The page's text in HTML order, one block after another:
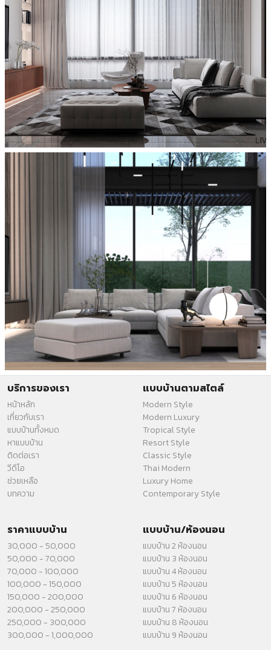
บริการของเรา
หน้าหลัก
เกี่ยวกับเรา
แบบบ้านทั้งหมด
หาแบบบ้าน
ติดต่อเรา
วีดีโอ
ช่วยเหลือ
บทความ
แบบบ้านตามสไตล์
Modern Style
Modern Luxury
Tropical Style
Resort Style
Classic Style
Thai Modern
Luxury Home
Contemporary Style
ราคาแบบบ้าน
30,000 - 50,000
50,000 - 70,000
70,000 - 100,000
100,000 - 150,000
150,000 - 200,000
200,000 - 250,000
250,000 - 300,000
300,000 - 1,000,000
แบบบ้าน/ห้องนอน
แบบบ้าน 2 ห้องนอน
แบบบ้าน 3 ห้องนอน
แบบบ้าน 4 ห้องนอน
แบบบ้าน 5 ห้องนอน
แบบบ้าน 6 ห้องนอน
แบบบ้าน 7 ห้องนอน
แบบบ้าน 8 ห้องนอน
แบบบ้าน 9 ห้องนอน